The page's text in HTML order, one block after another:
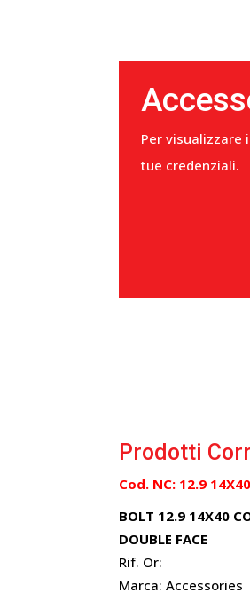
Per visualizzare
tue credenziali.
Prodotti
Cod. NC: 12.9
BOLT 12.9 14X40
DOUBLE FACE
Rif. Or:
Marca: Accessories